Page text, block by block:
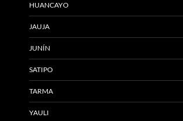
HUANCAYO
JAUJA
JUNÍN
SATIPO
TARMA
YAULI